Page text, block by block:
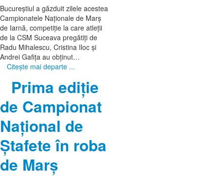
Bucureștiul a găzduit zilele acestea
Campionatele Naționale de Marș
de Iarnă, competiție la care atleții
de la CSM Suceava pregătiți de
Radu Mihalescu, Cristina Iloc și
Andrei Gafița au obținut…
Citeşte mai departe ...
Prima ediție
de Campionat
Național de
Ștafete în roba
de Marș